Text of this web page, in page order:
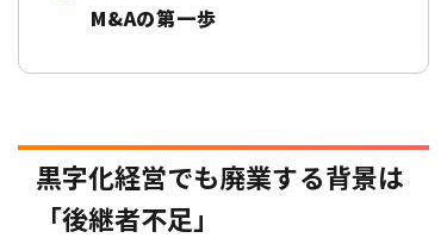
M&Aの第一歩
黒字化経営でも廃業する背景は
「後継者不足」